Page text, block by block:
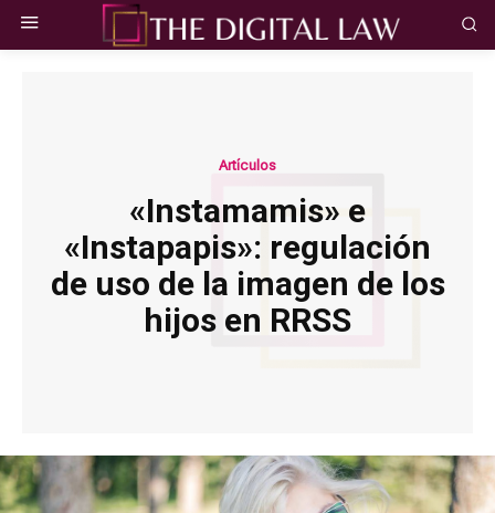
Artículos
«Instamamis» e
«Instapapis»: regulación
de uso de la imagen de los
hijos en RRSS